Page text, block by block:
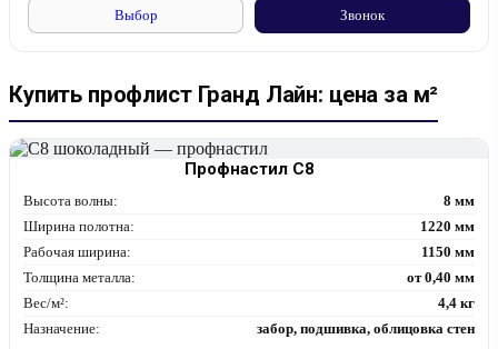
Выбор Звонок
Купить профлист Гранд Лайн: цена за м²
Профнастил С8
Высота волны:
8 мм
Ширина полотна:
1220 мм
Рабочая ширина:
1150 мм
Толщина металла:
от 0,40 мм
Вес/м²:
4,4 кг
Назначение:
забор, подшивка, облицовка стен